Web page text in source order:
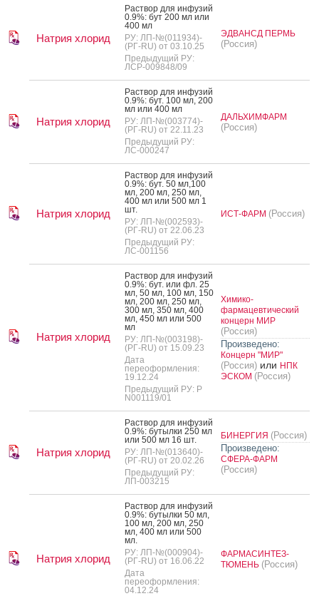
Натрия хлорид
Рас­твор для ин­фу­зий
0.9%: бут 200 мл или
400 мл
РУ: ЛП-№(011934)-
(РГ-RU) от 03.10.25
Предыдущий РУ:
ЛСР-009848/09
ЭДВАНСД ПЕРМЬ
(Россия)
Натрия хлорид
Рас­твор для ин­фу­зий
0.9%: бут. 100 мл, 200
мл или 400 мл
РУ: ЛП-№(003774)-
(РГ-RU) от 22.11.23
Предыдущий РУ:
ЛС-000247
ДАЛЬХИМФАРМ
(Россия)
Натрия хлорид
Рас­твор для ин­фу­зий
0.9%: бут. 50 мл,100
мл, 200 мл, 250 мл,
400 мл или 500 мл 1
шт.
РУ: ЛП-№(002593)-
(РГ-RU) от 22.06.23
Предыдущий РУ:
ЛС-001156
ИСТ-ФАРМ (Россия)
Натрия хлорид
Рас­твор для ин­фу­зий
0.9%: бут. или фл. 25
мл, 50 мл, 100 мл, 150
мл, 200 мл, 250 мл,
300 мл, 350 мл, 400
мл, 450 мл или 500
мл
РУ: ЛП-№(003198)-
(РГ-RU) от 15.09.23
Дата
переоформления:
19.12.24
Предыдущий РУ: Р
N001119/01
Химико-
фармацевтический
концерн МИР
(Россия)
Произведено:
Концерн "МИР"
(Россия) или НПК
ЭСКОМ (Россия)
Натрия хлорид
Рас­твор для ин­фу­зий
0.9%: бу­тыл­ки 250 мл
или 500 мл 16 шт.
РУ: ЛП-№(013640)-
(РГ-RU) от 20.02.26
Предыдущий РУ:
ЛП-003215
БИНЕРГИЯ (Россия)
Произведено:
СФЕРА-ФАРМ
(Россия)
Натрия хлорид
Рас­твор для ин­фу­зий
0.9%: бу­тыл­ки 50 мл,
100 мл, 200 мл, 250
мл, 400 мл или 500
мл.
РУ: ЛП-№(000904)-
(РГ-RU) от 16.06.22
Дата
переоформления:
04.12.24
ФАРМАСИНТЕЗ-
ТЮМЕНЬ (Россия)